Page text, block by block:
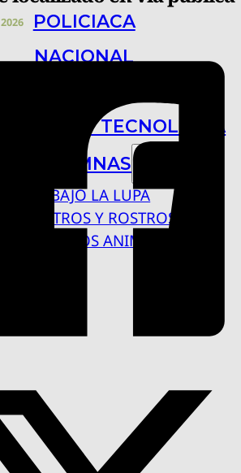
POLICIACA
NACIONAL
Y TECNOLOGÍA
COLUMNAS
BAJO LA LUPA
RASTROS Y ROSTROS
VÍNCULOS ANIMALES